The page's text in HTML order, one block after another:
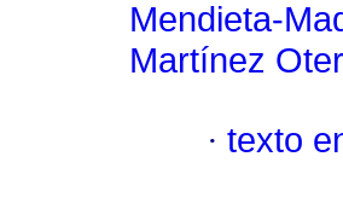
Mendieta-
Martínez
· texto